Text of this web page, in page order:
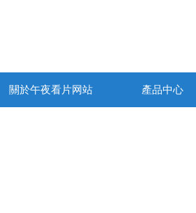
關於午夜看片网站 產品中心